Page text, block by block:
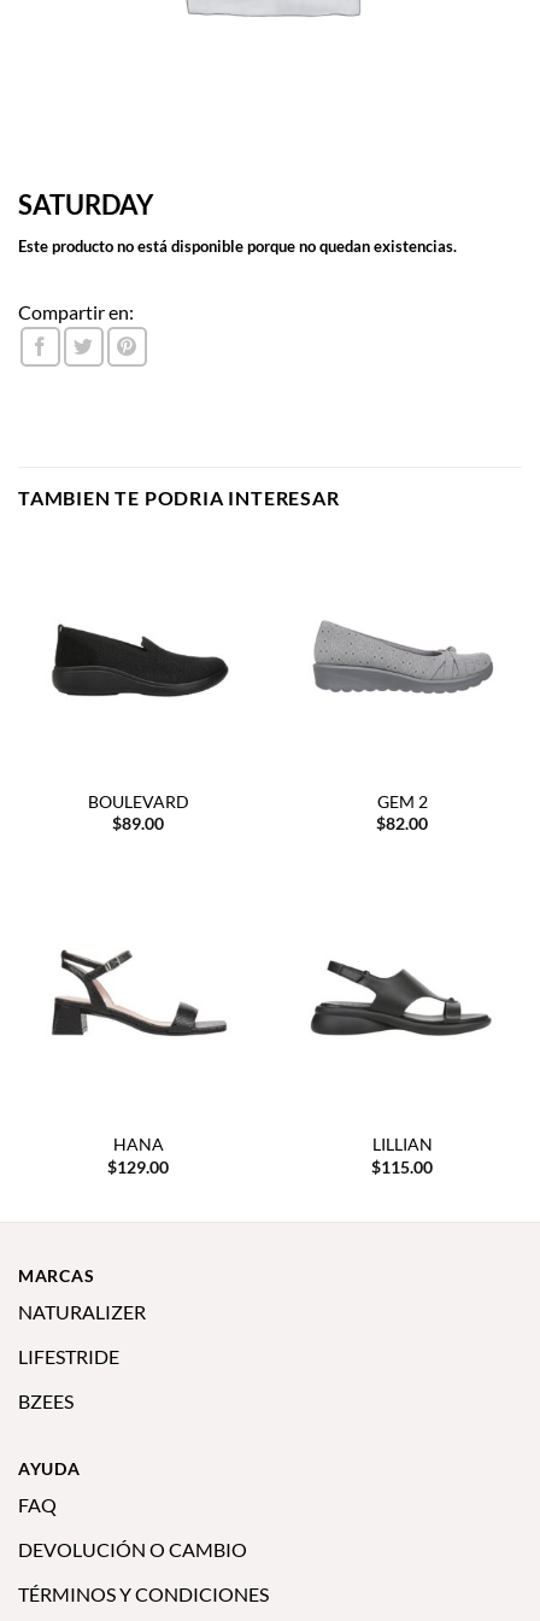
SATURDAY
Este producto no está disponible porque no quedan existencias.
Compartir en:
TAMBIEN TE PODRIA INTERESAR
BOULEVARD
$89.00
GEM 2
$82.00
HANA
$129.00
LILLIAN
$115.00
MARCAS
NATURALIZER
LIFESTRIDE
BZEES
AYUDA
FAQ
DEVOLUCIÓN O CAMBIO
TÉRMINOS Y CONDICIONES